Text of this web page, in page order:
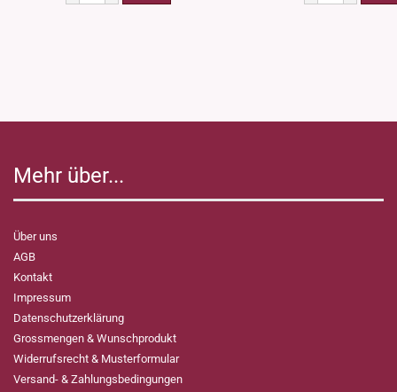
Mehr über...
Über uns
AGB
Kontakt
Impressum
Datenschutzerklärung
Grossmengen & Wunschprodukt
Widerrufsrecht & Musterformular
Versand- & Zahlungsbedingungen